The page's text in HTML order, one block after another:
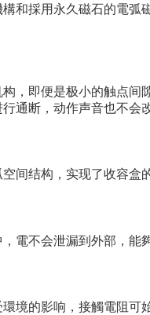
和採用永久磁石的電弧
，即便是极小的触点间
通断，动作声音也不会
间结构，实现了收容盒
電不会泄漏到外部，能
境的影响，接觸電阻可